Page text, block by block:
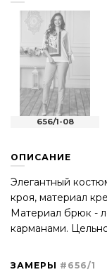
656/1-08
ОПИСАНИЕ
Элегантный
кроя, материал
Материал брюк -
карманами.
ЗАМЕРЫ #656/1